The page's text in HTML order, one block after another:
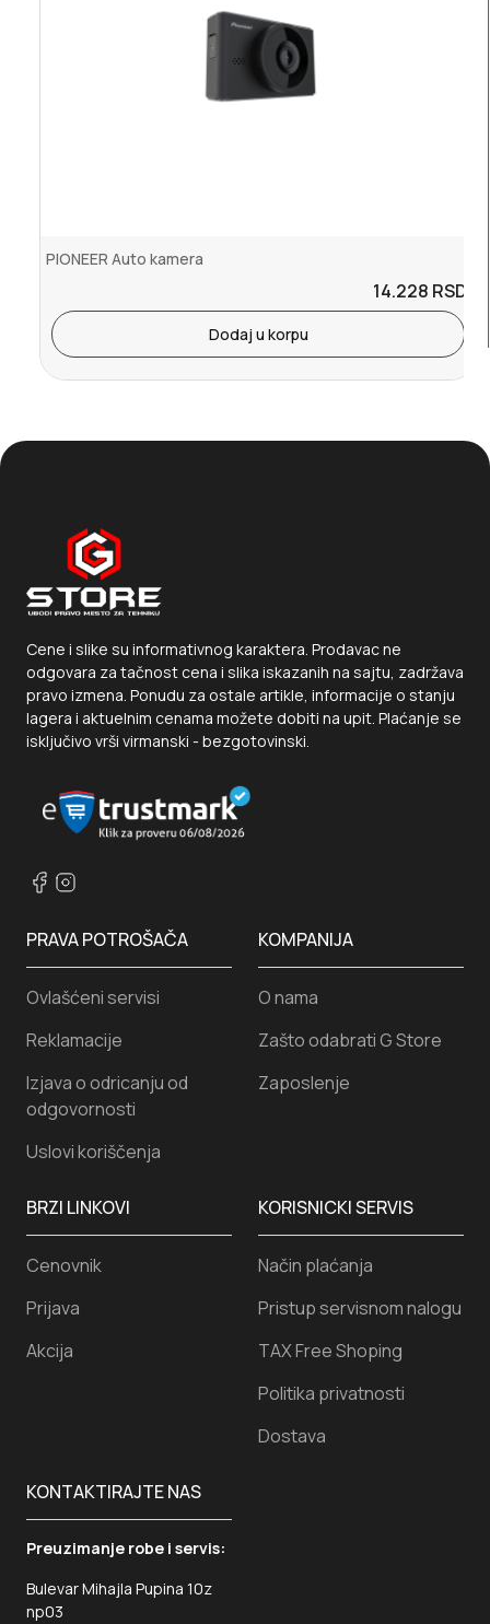
PIONEER Auto kamera
14.228 RSD.
Dodaj u korpu
Cene i slike su informativnog karaktera. Prodavac ne
odgovara za tačnost cena i slika iskazanih na sajtu, zadržava
pravo izmena. Ponudu za ostale artikle, informacije o stanju
lagera i aktuelnim cenama možete dobiti na upit. Plaćanje se
isključivo vrši virmanski - bezgotovinski.
KORISNICKI SERVIS
Način plaćanja
Pristup servisnom nalogu
TAX Free Shoping
Politika privatnosti
Dostava
PRAVA POTROŠAČA
Ovlašćeni servisi
Reklamacije
Izjava o odricanju od
odgovornosti
Uslovi koriščenja
KONTAKTIRAJTE NAS
Preuzimanje robe i servis:
Bulevar Mihajla Pupina 10z
np03
KOMPANIJA
O nama
Zašto odabrati G Store
Zaposlenje
BRZI LINKOVI
Cenovnik
Prijava
Akcija